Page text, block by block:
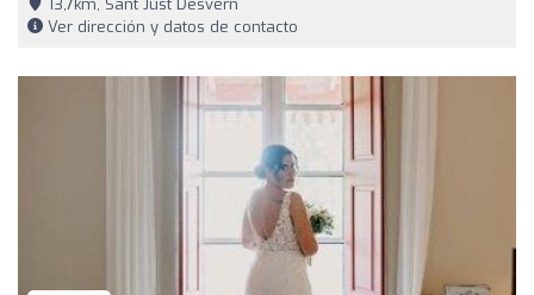
Ver dirección y datos de contacto